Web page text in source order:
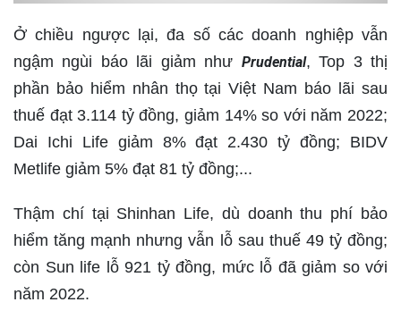
Ở chiều ngược lại, đa số các doanh nghiệp vẫn
ngậm ngùi báo lãi giảm như Prudential, Top 3 thị
phần bảo hiểm nhân thọ tại Việt Nam báo lãi sau
thuế đạt 3.114 tỷ đồng, giảm 14% so với năm 2022;
Dai Ichi Life giảm 8% đạt 2.430 tỷ đồng; BIDV
Metlife giảm 5% đạt 81 tỷ đồng;...
Thậm chí tại Shinhan Life, dù doanh thu phí bảo
hiểm tăng mạnh nhưng vẫn lỗ sau thuế 49 tỷ đồng;
còn Sun life lỗ 921 tỷ đồng, mức lỗ đã giảm so với
năm 2022.